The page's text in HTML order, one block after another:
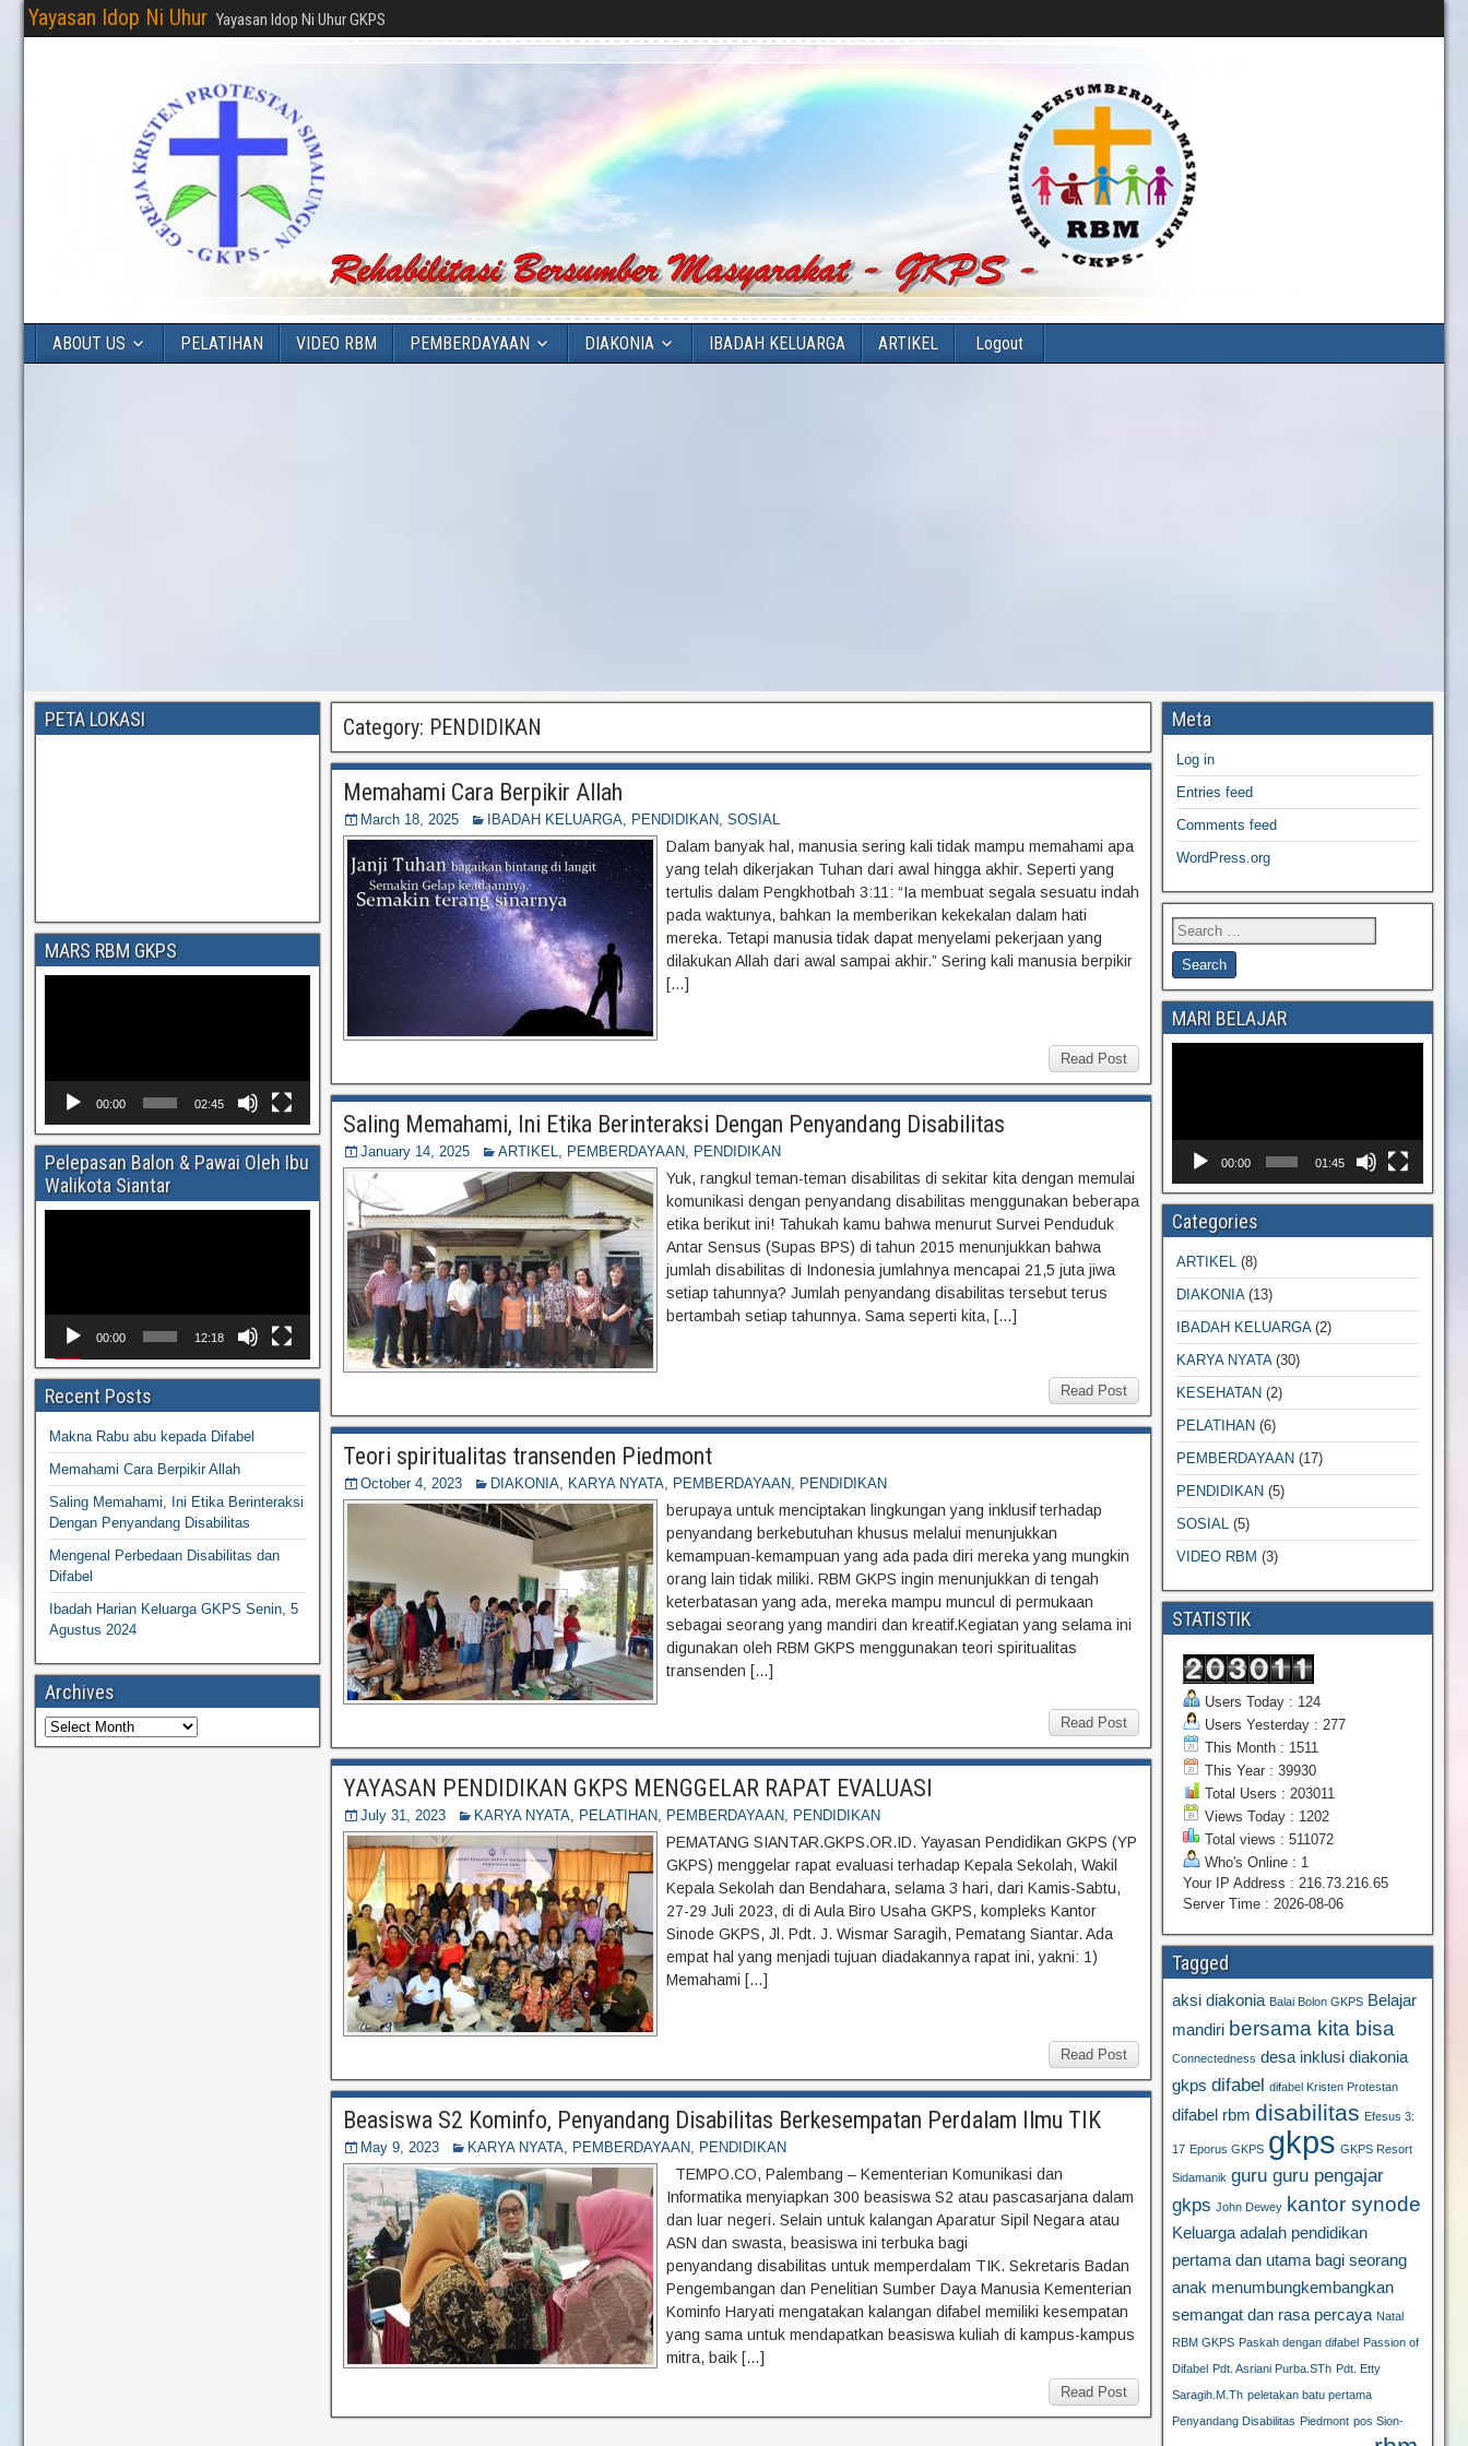
Yayasan Idop Ni Uhur Yayasan Idop Ni Uhur GKPS
ABOUT US PELATIHAN VIDEO RBM PEMBERDAYAAN DIAKONIA IBADAH KELUARGA ARTIKEL Logout
Category: PENDIDIKAN
Memahami Cara Berpikir Allah
March 18, 2025 IBADAH KELUARGA, PENDIDIKAN, SOSIAL
Dalam banyak hal, manusia sering kali tidak mampu memahami apa
yang telah dikerjakan Tuhan dari awal hingga akhir. Seperti yang
tertulis dalam Pengkhotbah 3:11: “Ia membuat segala sesuatu indah
pada waktunya, bahkan Ia memberikan kekekalan dalam hati
mereka. Tetapi manusia tidak dapat menyelami pekerjaan yang
dilakukan Allah dari awal sampai akhir.” Sering kali manusia berpikir
[…]
Read Post
Saling Memahami, Ini Etika Berinteraksi Dengan Penyandang Disabilitas
January 14, 2025 ARTIKEL, PEMBERDAYAAN, PENDIDIKAN
Yuk, rangkul teman-teman disabilitas di sekitar kita dengan memulai
komunikasi dengan penyandang disabilitas menggunakan beberapa
etika berikut ini! Tahukah kamu bahwa menurut Survei Penduduk
Antar Sensus (Supas BPS) di tahun 2015 menunjukkan bahwa
jumlah disabilitas di Indonesia jumlahnya mencapai 21,5 juta jiwa
setiap tahunnya? Jumlah penyandang disabilitas tersebut terus
bertambah setiap tahunnya. Sama seperti kita, […]
Read Post
Teori spiritualitas transenden Piedmont
October 4, 2023 DIAKONIA, KARYA NYATA, PEMBERDAYAAN, PENDIDIKAN
berupaya untuk menciptakan lingkungan yang inklusif terhadap
penyandang berkebutuhan khusus melalui menunjukkan
kemampuan-kemampuan yang ada pada diri mereka yang mungkin
orang lain tidak miliki. RBM GKPS ingin menunjukkan di tengah
keterbatasan yang ada, mereka mampu muncul di permukaan
sebagai seorang yang mandiri dan kreatif.Kegiatan yang selama ini
digunakan oleh RBM GKPS menggunakan teori spiritualitas
transenden […]
Read Post
YAYASAN PENDIDIKAN GKPS MENGGELAR RAPAT EVALUASI
July 31, 2023 KARYA NYATA, PELATIHAN, PEMBERDAYAAN, PENDIDIKAN
PEMATANG SIANTAR.GKPS.OR.ID. Yayasan Pendidikan GKPS (YP
GKPS) menggelar rapat evaluasi terhadap Kepala Sekolah, Wakil
Kepala Sekolah dan Bendahara, selama 3 hari, dari Kamis-Sabtu,
27-29 Juli 2023, di di Aula Biro Usaha GKPS, kompleks Kantor
Sinode GKPS, Jl. Pdt. J. Wismar Saragih, Pematang Siantar. Ada
empat hal yang menjadi tujuan diadakannya rapat ini, yakni: 1)
Memahami […]
Read Post
Beasiswa S2 Kominfo, Penyandang Disabilitas Berkesempatan Perdalam Ilmu TIK
May 9, 2023 KARYA NYATA, PEMBERDAYAAN, PENDIDIKAN
TEMPO.CO, Palembang – Kementerian Komunikasi dan
Informatika menyiapkan 300 beasiswa S2 atau pascasarjana dalam
dan luar negeri. Selain untuk kalangan Aparatur Sipil Negara atau
ASN dan swasta, beasiswa ini terbuka bagi
penyandang disabilitas untuk memperdalam TIK. Sekretaris Badan
Pengembangan dan Penelitian Sumber Daya Manusia Kementerian
Kominfo Haryati mengatakan kalangan difabel memiliki kesempatan
yang sama untuk mendapatkan beasiswa kuliah di kampus-kampus
mitra, baik […]
Read Post
PETA LOKASI
MARS RBM GKPS
00:00 02:45
Pelepasan Balon & Pawai Oleh Ibu
Walikota Siantar
00:00 12:18
Recent Posts
Makna Rabu abu kepada Difabel
Memahami Cara Berpikir Allah
Saling Memahami, Ini Etika Berinteraksi
Dengan Penyandang Disabilitas
Mengenal Perbedaan Disabilitas dan
Difabel
Ibadah Harian Keluarga GKPS Senin, 5
Agustus 2024
Archives
Meta
Log in
Entries feed
Comments feed
WordPress.org
MARI BELAJAR
00:00 01:45
Categories
ARTIKEL (8)
DIAKONIA(13)
IBADAH KELUARGA(2)
KARYA NYATA(30)
KESEHATAN (2)
PELATIHAN (6)
PEMBERDAYAAN (17)
PENDIDIKAN (5)
SOSIAL (5)
VIDEO RBM (3)
STATISTIK
Users Today : 124
Users Yesterday : 277
This Month : 1511
This Year : 39930
Total Users : 203011
Views Today : 1202
Total views : 511072
Who's Online : 1
Your IP Address : 216.73.216.65
Server Time : 2026-08-06
Tagged
aksi diakonia Balai Bolon GKPS Belajar
mandiri bersama kita bisa
Connectedness desa inklusi diakonia
gkps difabel difabel Kristen Protestan
difabel rbm disabilitas Efesus 3:
17 Eporus GKPS gkps GKPS Resort
Sidamanik guru guru pengajar
gkps John Dewey kantor synode
Keluarga adalah pendidikan
pertama dan utama bagi seorang
anak menumbungkembangkan
semangat dan rasa percaya Natal
RBM GKPS Paskah dengan difabel
Passion of
Difabel
Pdt. Asriani Purba.STh Pdt. Etty
Saragih.M.Th peletakan batu pertama
Penyandang Disabilitas Piedmont pos Sion-